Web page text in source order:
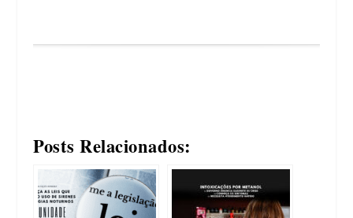
Posts Relacionados: